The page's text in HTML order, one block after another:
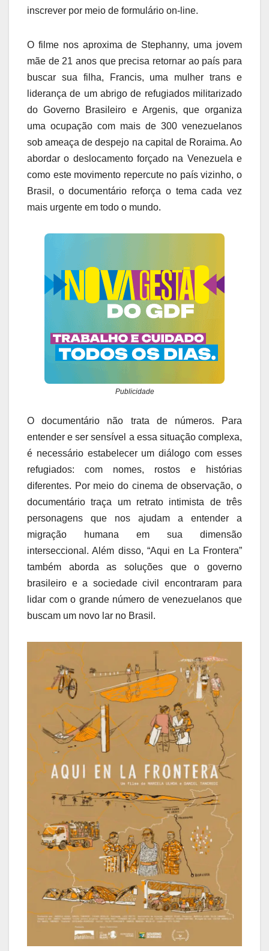
inscrever por meio de formulário on-line.
O filme nos aproxima de Stephanny, uma jovem
mãe de 21 anos que precisa retornar ao país para
buscar sua filha, Francis, uma mulher trans e
liderança de um abrigo de refugiados militarizado
do Governo Brasileiro e Argenis, que organiza
uma ocupação com mais de 300 venezuelanos
sob ameaça de despejo na capital de Roraima. Ao
abordar o deslocamento forçado na Venezuela e
como este movimento repercute no país vizinho, o
Brasil, o documentário reforça o tema cada vez
mais urgente em todo o mundo.
Publicidade
O documentário não trata de números. Para
entender e ser sensível a essa situação complexa,
é necessário estabelecer um diálogo com esses
refugiados: com nomes, rostos e histórias
diferentes. Por meio do cinema de observação, o
documentário traça um retrato intimista de três
personagens que nos ajudam a entender a
migração humana em sua dimensão
interseccional. Além disso, “Aqui en La Frontera”
também aborda as soluções que o governo
brasileiro e a sociedade civil encontraram para
lidar com o grande número de venezuelanos que
buscam um novo lar no Brasil.